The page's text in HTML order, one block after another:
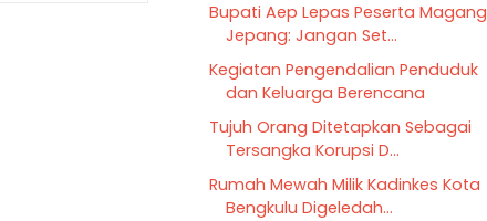
Bupati Aep Lepas Peserta Magang
Jepang: Jangan Set...
Kegiatan Pengendalian Penduduk
dan Keluarga Berencana
Tujuh Orang Ditetapkan Sebagai
Tersangka Korupsi D...
Rumah Mewah Milik Kadinkes Kota
Bengkulu Digeledah...